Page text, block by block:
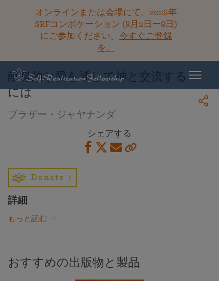
オンラインまたは会場にて、2026年
SRFコンボケーション (8月2日ー8日)
にご参加ください。 今すぐご登録
を。
ライブラリーに戻る
献身的な愛を通して神と交流する
には
ブラザー・ジャヤナンダ
シェアする
Donate
詳細
もっと読む
おすすめの出版物と製品